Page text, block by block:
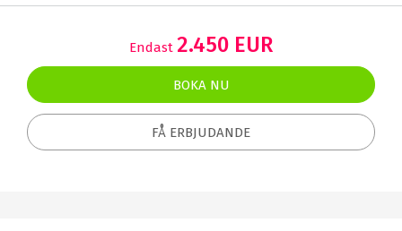
Endast 2.450 EUR
BOKA NU
FÅ ERBJUDANDE